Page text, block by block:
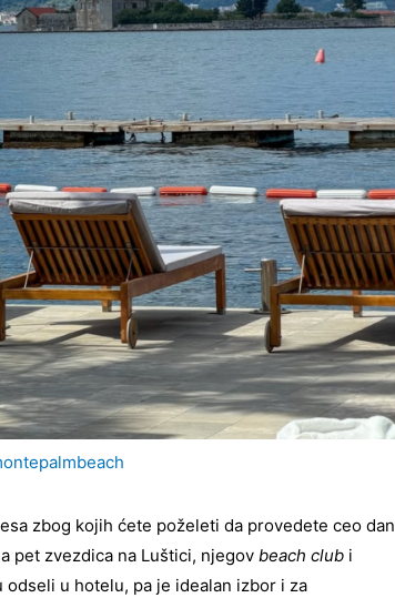
zbog kojih ćete poželeti da provedete ceo dan
pet zvezdica na Luštici, njegovbeach club i
u hotelu, pa je idealan izbor i za